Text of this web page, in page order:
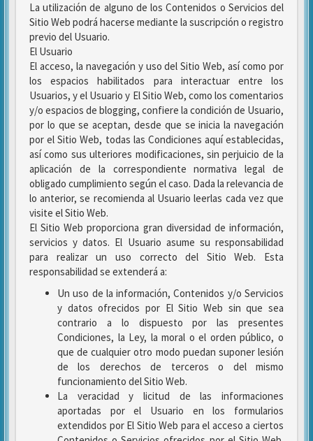
La utilización de alguno de los Contenidos o Servicios del
Sitio Web podrá hacerse mediante la suscripción o registro
previo del Usuario.
El Usuario
El acceso, la navegación y uso del Sitio Web, así como por
los espacios habilitados para interactuar entre los
Usuarios, y el Usuario y El Sitio Web, como los comentarios
y/o espacios de blogging, confiere la condición de Usuario,
por lo que se aceptan, desde que se inicia la navegación
por el Sitio Web, todas las Condiciones aquí establecidas,
así como sus ulteriores modificaciones, sin perjuicio de la
aplicación de la correspondiente normativa legal de
obligado cumplimiento según el caso. Dada la relevancia de
lo anterior, se recomienda al Usuario leerlas cada vez que
visite el Sitio Web.
El Sitio Web proporciona gran diversidad de información,
servicios y datos. El Usuario asume su responsabilidad
para realizar un uso correcto del Sitio Web. Esta
responsabilidad se extenderá a:
Un uso de la información, Contenidos y/o Servicios
y datos ofrecidos por El Sitio Web sin que sea
contrario a lo dispuesto por las presentes
Condiciones, la Ley, la moral o el orden público, o
que de cualquier otro modo puedan suponer lesión
de los derechos de terceros o del mismo
funcionamiento del Sitio Web.
La veracidad y licitud de las informaciones
aportadas por el Usuario en los formularios
extendidos por El Sitio Web para el acceso a ciertos